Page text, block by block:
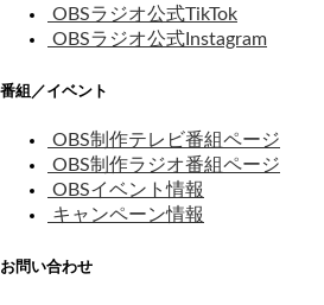
OBSラジオ公式TikTok
OBSラジオ公式Instagram
番組／イベント
OBS制作テレビ番組ページ
OBS制作ラジオ番組ページ
OBSイベント情報
キャンペーン情報
お問い合わせ